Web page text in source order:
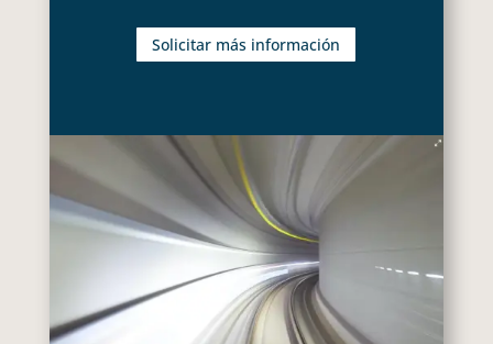
Solicitar más información